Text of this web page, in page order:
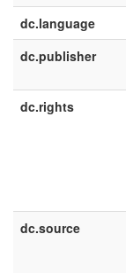
dc.language
dc.publisher
dc.rights
dc.source